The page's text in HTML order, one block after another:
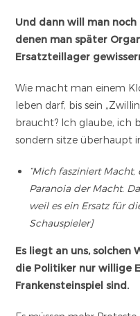
Und dann will man
denen man später
Ersatzteillager
Wie macht man einem
leben darf, bis sein
braucht? Ich glaube, ich
sondern sitze überhaupt
“Mich fasziniert
Paranoia der Macht.
weil es ein Ersatz für
Schauspieler]
Es liegt an uns, solchen
die Politiker nur willige
Frankensteinspiel sind.